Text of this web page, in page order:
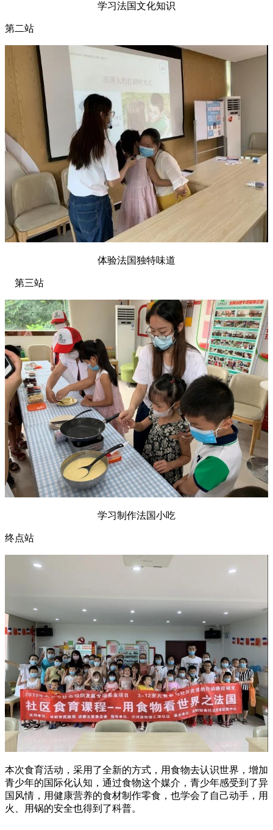
学习法国文化知识
第二站
体验法国独特味道
第三站
学习制作法国小吃
终点站
本次食育活动，采用了全新的方式，用食物去认识世界，增加
青少年的国际化认知，通过食物这个媒介，青少年感受到了异
国风情，用健康营养的食材制作零食，也学会了自己动手，用
火、用锅的安全也得到了科普。